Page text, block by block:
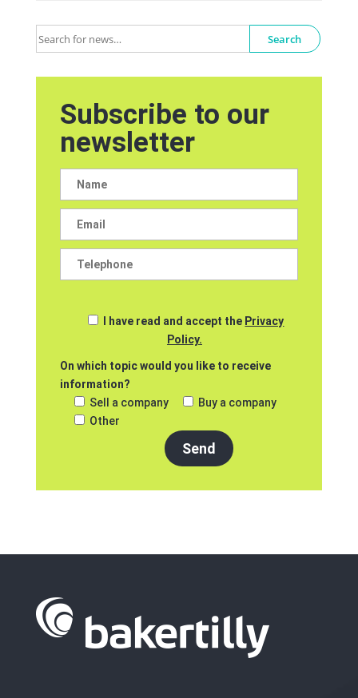
Search
Subscribe to our
newsletter
I have read and accept the Privacy
Policy.
On which topic would you like to receive
information?
Sell a company
Buy a company
Other